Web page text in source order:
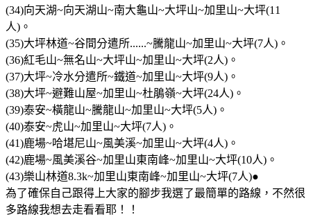
(34)向天湖~向天湖山~南大龜山~大坪山~加里山~大坪(11
人)。
(35)大坪林道~谷間分遣所......~騰龍山~加里山~大坪(7人)。
(36)紅毛山~無名山~大坪山~加里山~大坪(2人)。
(37)大坪~冷水分遣所~鐵道~加里山~大坪(9人)。
(38)大坪~避難山屋~加里山~杜鵑嶺~大坪(24人)。
(39)泰安~橫龍山~騰龍山~加里山~大坪(5人)。
(40)泰安~虎山~加里山~大坪(7人)。
(41)鹿場~哈堪尼山~風美溪~加里山~大坪(4人)。
(42)鹿場~風美溪谷~加里山東南峰~加里山~大坪(10人)。
(43)樂山林道8.3k~加里山東南峰~加里山~大坪(7人)●
為了確保自己跟得上大家的腳步我選了最簡單的路線，不然很
多路線我想去走看看耶！！